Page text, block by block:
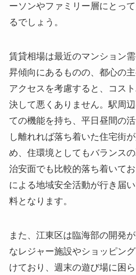
ーソンやファミリー層にとっ
るでしょう。
賃貸相場は最近のマンション
昇傾向にあるものの、都心の
アクセスを考慮すると、コス
決して悪くありません。駅周
ての機能を持ち、平日昼間の
し離れれば落ち着いた住宅街
め、住環境としてもバランスの
治安面でも比較的落ち着いて
による地域安全活動が行き届
料となります。
また、江東区は臨海部の開発
なレジャー施設やショッピン
けており、週末の遊び場に困